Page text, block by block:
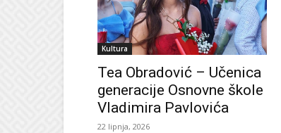
Kultura
Tea Obradović – Učenica
generacije Osnovne škole
Vladimira Pavlovića
22 lipnja, 2026